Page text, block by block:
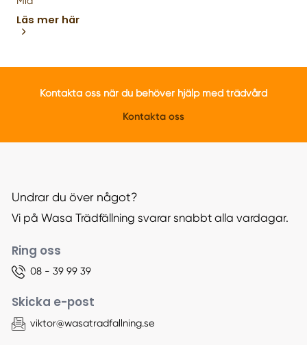
Läs mer här
Kontakta oss när du behöver hjälp med trädvård
Kontakta oss
Undrar du över något?
Vi på Wasa Trädfällning svarar snabbt alla vardagar.
Ring oss
08 - 39 99 39
Skicka e-post
viktor@wasatradfallning.se